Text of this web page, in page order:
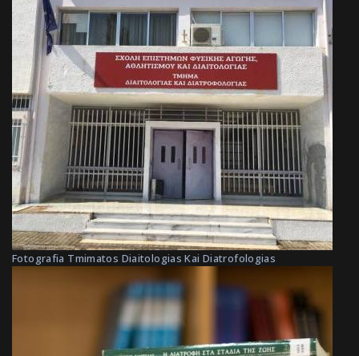
Fotografia Tmimatos Diaitologias Kai Diatrofologias